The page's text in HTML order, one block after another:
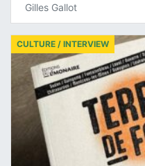
Gilles Gallot
CULTURE / INTERVIEW